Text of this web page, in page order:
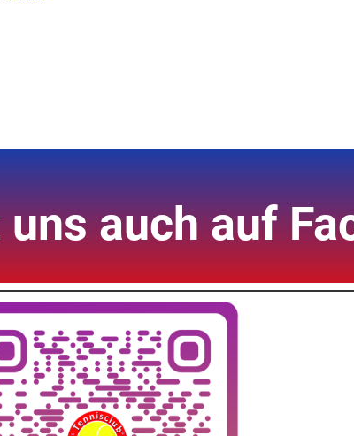
uns auch auf